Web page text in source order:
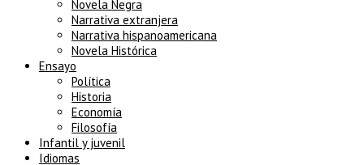
Novela Negra
Narrativa extranjera
Narrativa hispanoamericana
Novela Histórica
Ensayo
Política
Historia
Economía
Filosofía
Infantil y juvenil
Idiomas